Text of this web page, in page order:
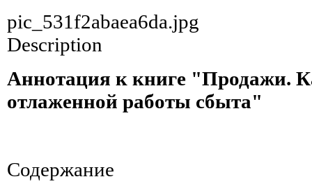
pic_531f2abaea6da.jpg
Description
Аннотация к книге "Продажи.
отлаженной работы сбыта"
Содержание